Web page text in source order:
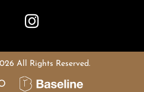
All Rights Reserved.
All Rights Reserved.